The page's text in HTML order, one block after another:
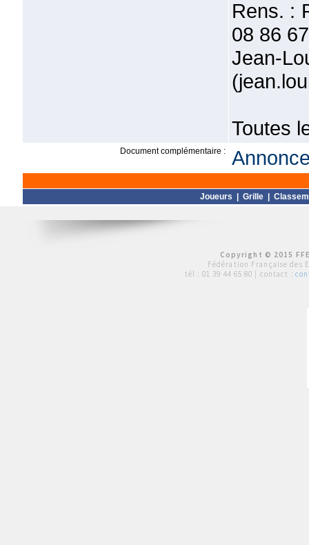
Rens. :
08 86
Toutes
Document complémentaire :
Joueurs Grille|
Copyright © 2015
Fédération Française des
tél : 01 39 44 65 80 | contact :